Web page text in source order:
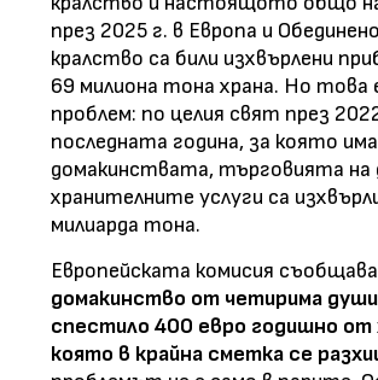
през 2025 г. в Европа и
кралство са били изхвърлени
69 милиона тона храна. Но това
проблем: по целия свят през
последната година, за която
домакинствата, търговията на
хранителните услуги са
милиарда тона.
Европейската комисия
домакинство от четирима
спестило 400 евро годишно от
която в крайна сметка се